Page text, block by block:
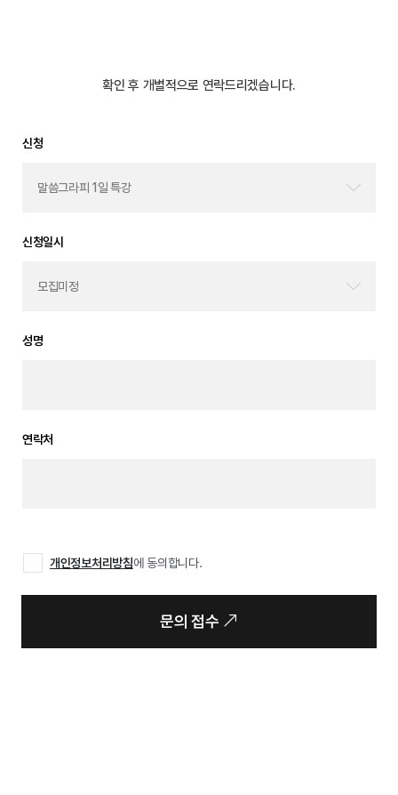
확인 후 개별적으로 연락드리겠습니다.
신청
신청일시
성명
연락처
개인정보처리방침에 동의합니다.
문의 접수